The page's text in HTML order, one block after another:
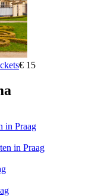
€ 15
in Praag
in Praag